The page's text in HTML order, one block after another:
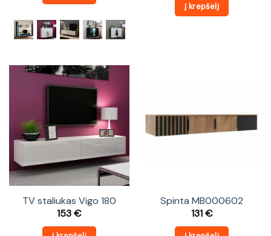
Į krepšelį
TV staliukas Vigo 180
153€
Spinta MB000602
131€